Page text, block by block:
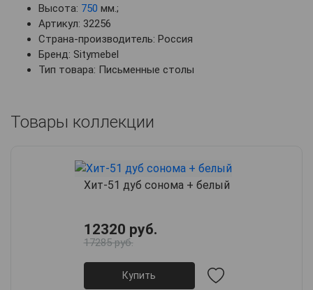
Высота: 750 мм.;
Артикул: 32256
Страна-производитель: Россия
Бренд: Sitymebel
Тип товара: Письменные столы
Товары коллекции
Хит-51 дуб сонома + белый
12320 руб.
17285 руб.
Купить